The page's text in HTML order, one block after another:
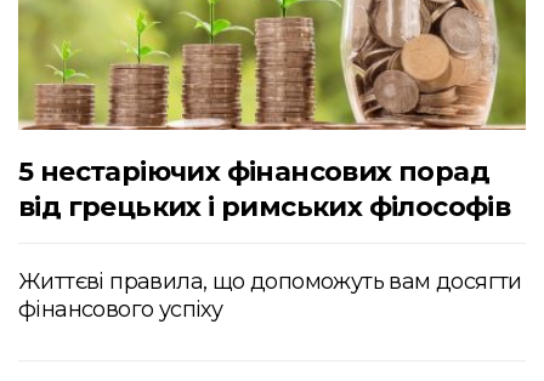
5 нестаріючих фінансових порад
від грецьких і римських філософів
Життєві правила, що допоможуть вам досягти
фінансового успіху